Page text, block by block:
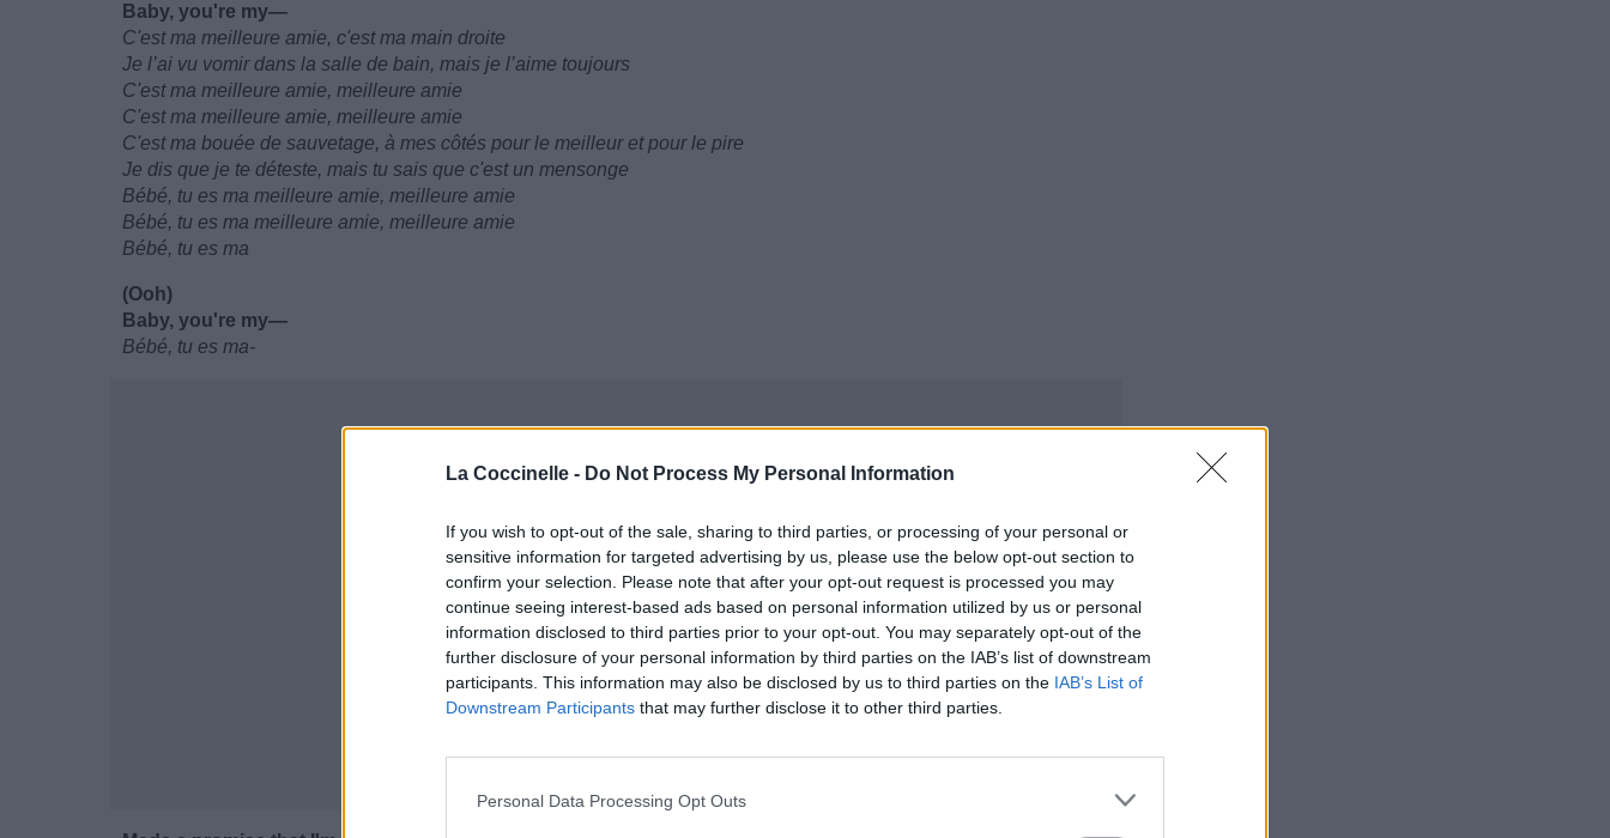
La Coccinelle - Do Not Process My Personal Information
If you wish to opt-out of the sale, sharing to third parties, or processing of your personal or
sensitive information for targeted advertising by us, please use the below opt-out section to
confirm your selection. Please note that after your opt-out request is processed you may
continue seeing interest-based ads based on personal information utilized by us or personal
information disclosed to third parties prior to your opt-out. You may separately opt-out of the
further disclosure of your personal information by third parties on the IAB’s list of downstream
participants. This information may also be disclosed by us to third parties on the IAB’s List of
Downstream Participants that may further disclose it to other third parties.
Personal Data Processing Opt Outs
Baby, you're my—
C'est ma meilleure amie, c'est ma main droite
Je l’ai vu vomir dans la salle de bain, mais je l’aime toujours
C'est ma meilleure amie, meilleure amie
C'est ma meilleure amie, meilleure amie
C'est ma bouée de sauvetage, à mes côtés pour le meilleur et pour le pire
Je dis que je te déteste, mais tu sais que c'est un mensonge
Bébé, tu es ma meilleure amie, meilleure amie
Bébé, tu es ma meilleure amie, meilleure amie
Bébé, tu es ma
(Ooh)
Baby, you're my—
Bébé, tu es ma-